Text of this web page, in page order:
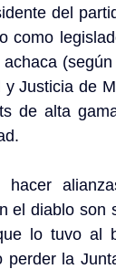
del
como
Justicia de
de alta
el diablo
lo tuvo al
la